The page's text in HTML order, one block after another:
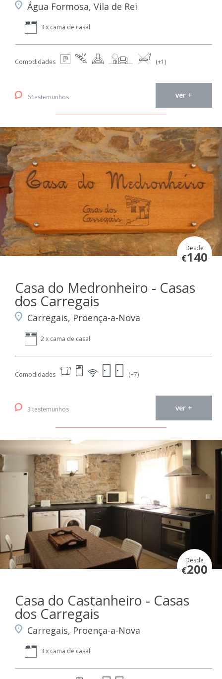
Água Formosa, Vila de Rei
3 x cama de casal
Comodidades (+1)
6 testemunhos ver +
Desde
€140
Casa do Medronheiro - Casas
dos Carregais
Carregais, Proença-a-Nova
2 x cama de casal
Comodidades (+7)
3 testemunhos ver +
Desde
€200
Casa do Castanheiro - Casas
dos Carregais
Carregais, Proença-a-Nova
3 x cama de casal